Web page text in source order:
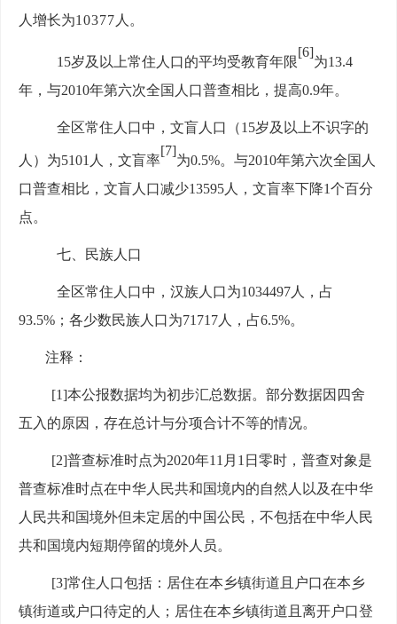
人增长为10377 人。
15岁及以上常住人口的平均受教育年限
[6]
为13.4
年，与2010年第六次全国人口普查相比，提高0.9年。
全区常住人口中，文盲人口（15岁及以上不识字的
人）为5101 人，文盲率
[7]
为0.5%。与2010年第六次全国人
口普查相比，文盲人口减少13595 人，文盲率下降1个百分
点。
七、民族人口
全区常住人口中，汉族人口为1034497 人，占
93.5%；各少数民族人口为71717人，占6.5%。
注释：
[1]本公报数据均为初步汇总数据。部分数据因四舍
五入的原因，存在总计与分项合计不等的情况。
[2]普查标准时点为2020年11月1日零时，普查对象是
普查标准时点在中华人民共和国境内的自然人以及在中华
人民共和国境外但未定居的中国公民，不包括在中华人民
共和国境内短期停留的境外人员。
[3]常住人口包括：居住在本乡镇街道且户口在本乡
镇街道或户口待定的人；居住在本乡镇街道且离开户口登